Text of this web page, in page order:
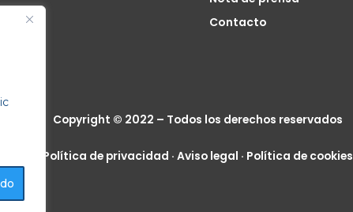
Contacto
Copyright © 2022 – Todos los derechos reservados
Política de privacidad · Aviso legal · Política de cookies